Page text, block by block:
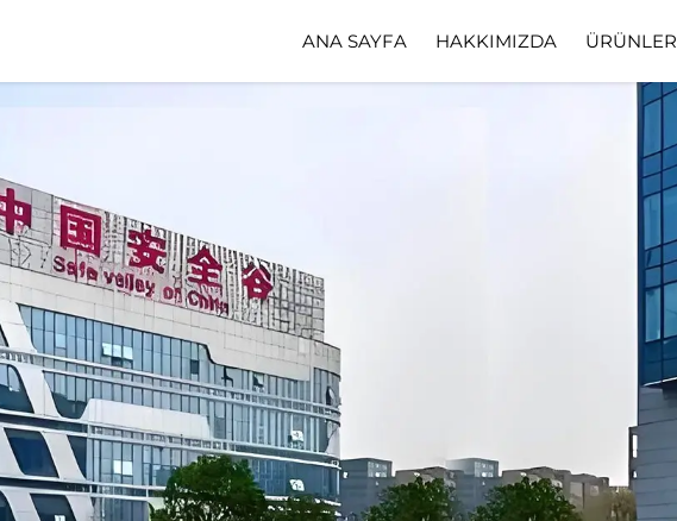
ANA SAYFA HAKKIMIZDA ÜRÜNLER